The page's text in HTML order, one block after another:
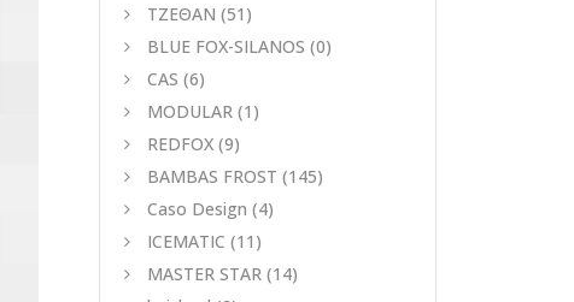
ΤΖΕΘΑΝ (51)
BLUE FOX-SILANOS (0)
CAS (6)
MODULAR (1)
REDFOX (9)
BAMBAS FROST (145)
Caso Design (4)
ICEMATIC (11)
MASTER STAR (14)